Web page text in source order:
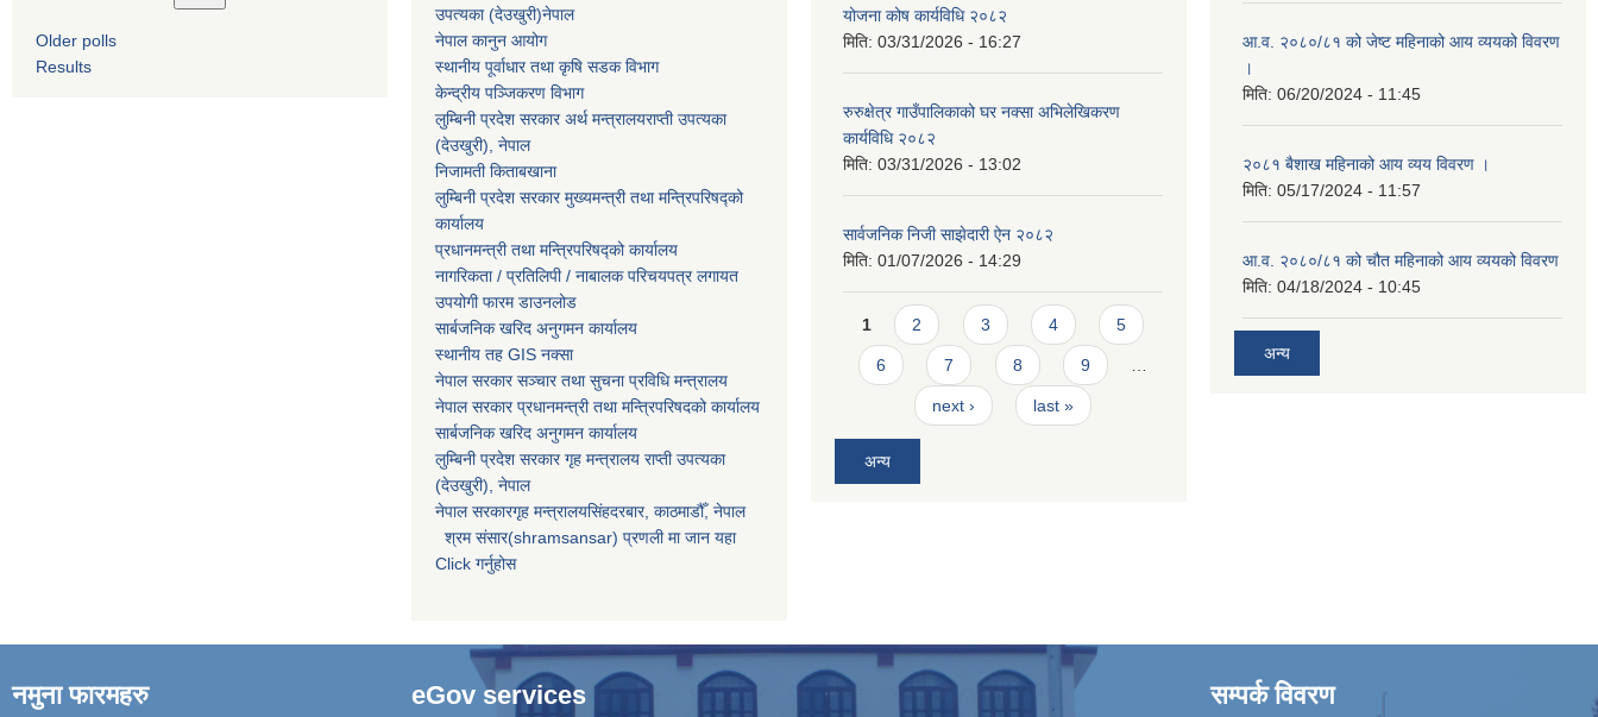
Older polls
Results
उपत्यका (देउखुरी)नेपाल
नेपाल कानुन आयोग
स्थानीय पूर्वाधार तथा कृषि सडक विभाग
केन्द्रीय पञ्जिकरण विभाग
लुम्बिनी प्रदेश सरकार अर्थ मन्त्रालयराप्ती उपत्यका
(देउखुरी), नेपाल
निजामती किताबखाना
लुम्बिनी प्रदेश सरकार मुख्यमन्त्री तथा मन्त्रिपरिषद्को
कार्यालय
प्रधानमन्त्री तथा मन्त्रिपरिषद्को कार्यालय
नागरिकता / प्रतिलिपी / नाबालक परिचयपत्र लगायत
उपयोगी फारम डाउनलोड
सार्बजनिक खरिद अनुगमन कार्यालय
स्थानीय तह GIS नक्सा
नेपाल सरकारसञ्चार तथा सुचना प्रविधि मन्त्रालय
नेपाल सरकार प्रधानमन्त्री तथा मन्त्रिपरिषदको कार्यालय
सार्बजनिक खरिद अनुगमन कार्यालय
लुम्बिनी प्रदेश सरकार गृह मन्त्रालय राप्ती उपत्यका
(देउखुरी), नेपाल
नेपाल सरकारगृह मन्त्रालयसिंहदरबार, काठमाडौँ, नेपाल
श्रम संसार(shramsansar) प्रणली मा जान यहा
Click गर्नुहोस
योजना कोष कार्यविधि २०८२
मिति: 03/31/2026 - 16:27
रुरुक्षेत्र गाउँपालिकाको घर नक्सा अभिलेखिकरण
कार्यविधि २०८२
मिति: 03/31/2026 - 13:02
सार्वजनिक निजी साझेदारी ऐन २०८२
मिति: 01/07/2026 - 14:29
Pages
1 2 3 4 5
6 7 8 9
next › last »
अन्य
आ.व. २०८०/८१ को जेष्ट महिनाको आय व्ययको विवरण
।
मिति: 06/20/2024 - 11:45
२०८१ बैशाख महिनाको आय व्यय विवरण ।
मिति: 05/17/2024 - 11:57
आ.व. २०८०/८१ को चौत महिनाको आय व्ययको विवरण
मिति: 04/18/2024 - 10:45
अन्य
नमुना फारमहरु eGov services सम्पर्क विवरण